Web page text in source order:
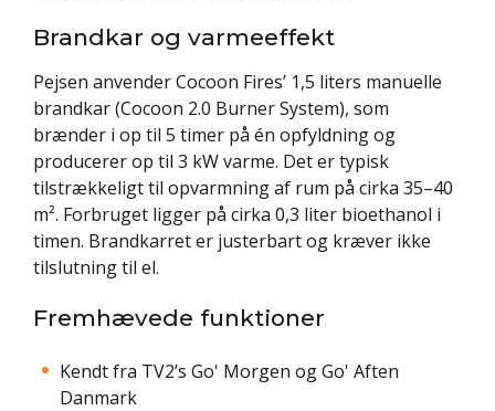
Brandkar og varmeeffekt
Pejsen anvender Cocoon Fires’ 1,5 liters manuelle
brandkar (Cocoon 2.0 Burner System), som
brænder i op til 5 timer på én opfyldning og
producerer op til 3 kW varme. Det er typisk
tilstrækkeligt til opvarmning af rum på cirka 35–40
m². Forbruget ligger på cirka 0,3 liter bioethanol i
timen. Brandkarret er justerbart og kræver ikke
tilslutning til el.
Fremhævede funktioner
Kendt fra TV2’s Go' Morgen og Go' Aften
Danmark